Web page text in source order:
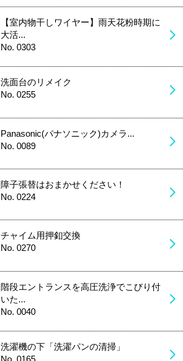
【室内物干しワイヤー】雨天花粉時期に
大活...
No. 0303
洗面台のリメイク
No. 0255
Panasonic(パナソニック)カメラ...
No. 0089
障子張替はおまかせください！
No. 0224
チャイム用押釦交換
No. 0270
階段エントランスを高圧洗浄でこびり付
いた...
No. 0040
洗濯機の下「洗濯パンの清掃」
No. 0165